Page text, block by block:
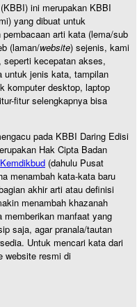
ini merupakan KBBI
yang dibuat untuk
arti kata (lema/sub
(laman/website) sejenis, kami
seperti kecepatan akses,
untuk jenis kata, tampilan
komputer desktop, laptop
fitur selengkapnya bisa
pada KBBI Daring Edisi
Hak Cipta Badan
Kemdikbud (dahulu Pusat
menambah kata-kata baru
akhir arti atau definisi
menambah khazanah
memberikan manfaat yang
saja, agar pranala/tautan
Untuk mencari kata dari
website resmi di